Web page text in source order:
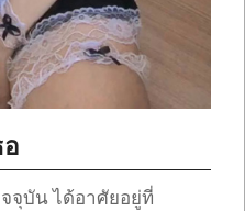
จุบัน ได้อาศัยอยู่ที่